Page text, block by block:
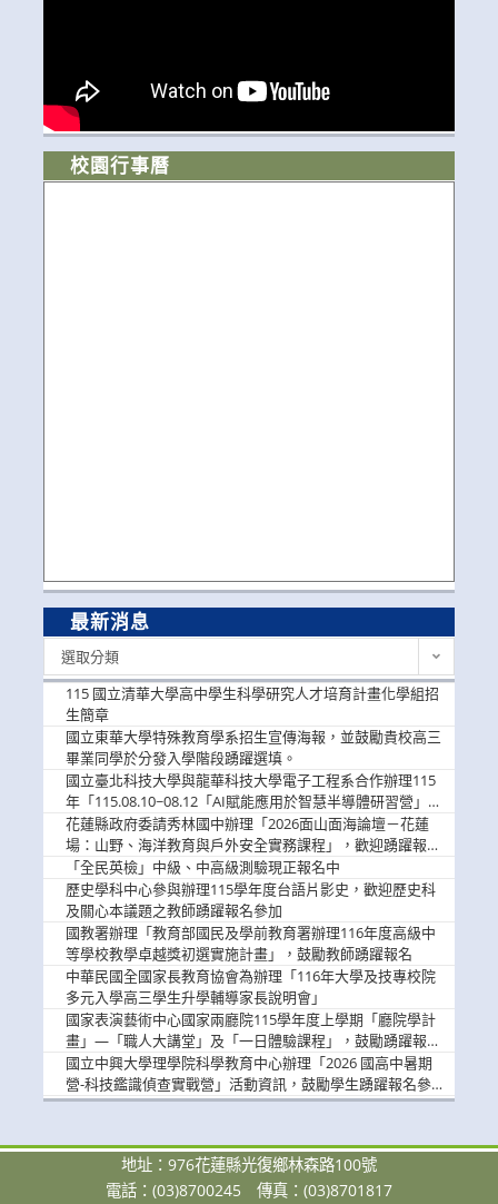
校園行事曆
最新消息
選取分類
115 國立清華大學高中學生科學研究人才培育計畫化學組招
生簡章
國立東華大學特殊教育學系招生宣傳海報，並鼓勵貴校高三
畢業同學於分發入學階段踴躍選填。
國立臺北科技大學與龍華科技大學電子工程系合作辦理115
年「115.08.10~08.12「AI賦能應用於智慧半導體研習營」，
歡迎學生踴躍報名參加
花蓮縣政府委請秀林國中辦理「2026面山面海論壇－花蓮
場：山野、海洋教育與戶外安全實務課程」，歡迎踴躍報名
參加
「全民英檢」中級、中高級測驗現正報名中
歷史學科中心參與辦理115學年度台語片影史，歡迎歷史科
及關心本議題之教師踴躍報名參加
國教署辦理「教育部國民及學前教育署辦理116年度高級中
等學校教學卓越獎初選實施計畫」，鼓勵教師踴躍報名
中華民國全國家長教育協會為辦理「116年大學及技專校院
多元入學高三學生升學輔導家長說明會」
國家表演藝術中心國家兩廳院115學年度上學期「廳院學計
畫」—「職人大講堂」及「一日體驗課程」，鼓勵踴躍報名
參與。
國立中興大學理學院科學教育中心辦理「2026 國高中暑期
營-科技鑑識偵查實戰營」活動資訊，鼓勵學生踴躍報名參
加。
地址：976花蓮縣光復鄉林森路100號
電話：(03)8700245
傳真：(03)8701817